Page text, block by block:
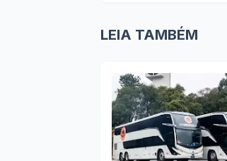
LEIA TAMBÉM